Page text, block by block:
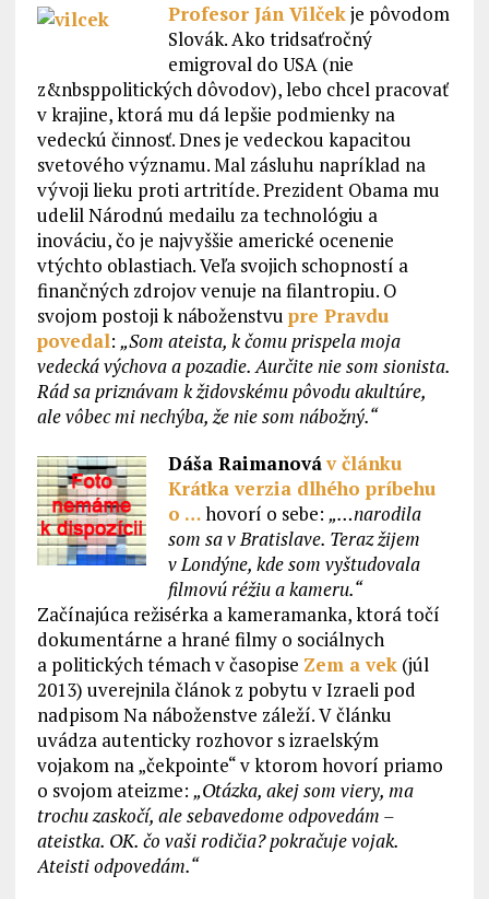
Profesor Ján Vilčekje pôvodom
Slovák. Ako tridsaťročný
emigroval do USA (nie
z&nbsppolitických dôvodov), lebo chcel pracovať
v krajine, ktorá mu dá lepšie podmienky na
vedeckú činnosť. Dnes je vedeckou kapacitou
svetového významu. Mal zásluhu napríklad na
vývoji lieku proti artritíde. Prezident Obama mu
udelil Národnú medailu za technológiu a
inováciu, čo je najvyššie americké ocenenie
vtýchto oblastiach. Veľa svojich schopností a
finančných zdrojov venuje na filantropiu. O
svojom postoji k náboženstvu pre Pravdu
povedal: „Som ateista, k čomu prispela moja
vedecká výchova a pozadie. Aurčite nie som sionista.
Rád sa priznávam k židovskému pôvodu akultúre,
ale vôbec mi nechýba, že nie som nábožný.“
Dáša Raimanováv článku
Krátka verzia dlhého príbehu
o …hovorí o sebe: „…narodila
som sa v Bratislave. Teraz žijem
v Londýne, kde som vyštudovala
filmovú réžiu a kameru.“
Začínajúca režisérka a kameramanka, ktorá točí
dokumentárne a hrané filmy o sociálnych
a politických témach v časopise Zem a vek(júl
2013) uverejnila článok z pobytu v Izraeli pod
nadpisom Na náboženstve záleží. V článku
uvádza autenticky rozhovor s izraelským
vojakom na „čekpointe“ v ktorom hovorí priamo
o svojom ateizme: „Otázka, akej som viery, ma
trochu zaskočí, ale sebavedome odpovedám –
ateistka. OK. čo vaši rodičia? pokračuje vojak.
Ateisti odpovedám.“